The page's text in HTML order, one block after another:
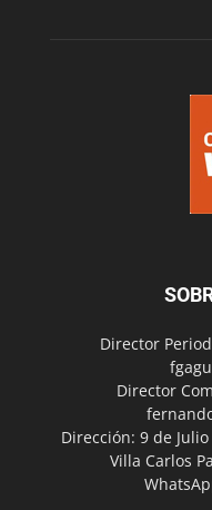
Director
Director
Dirección: 9 de Julio
Villa Carlos